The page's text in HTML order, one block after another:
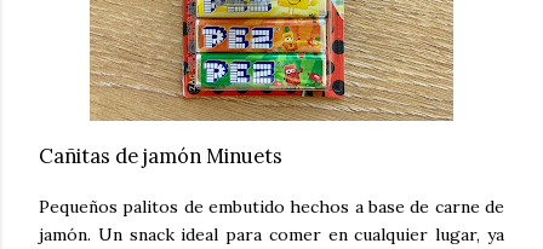
Cañitas de jamón Minuets
Pequeños palitos de embutido hechos a base de carne de
jamón. Un snack ideal para comer en cualquier lugar, ya